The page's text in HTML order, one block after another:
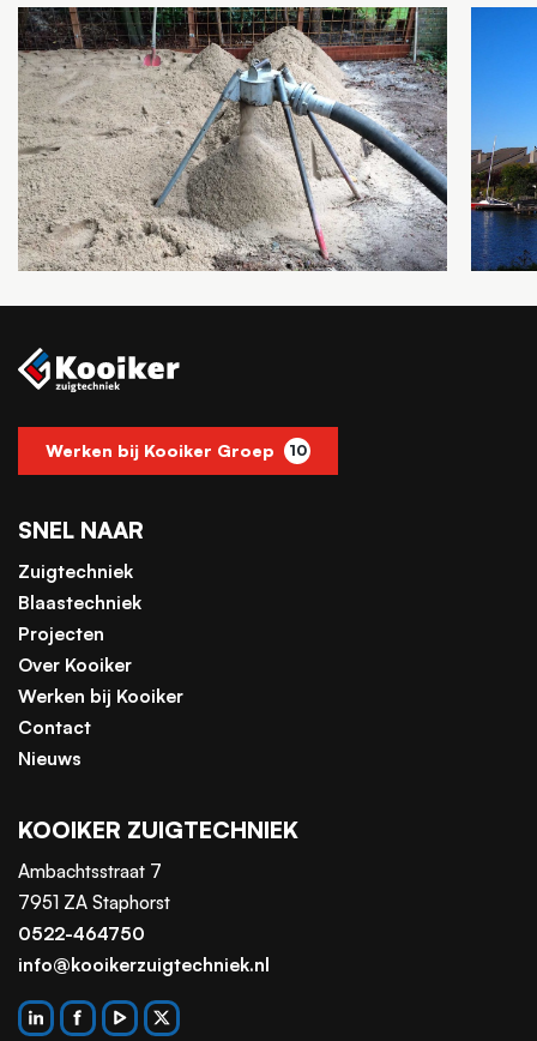
Werken bij Kooiker Groep 10
SNEL NAAR
Zuigtechniek
Blaastechniek
Projecten
Over Kooiker
Werken bij Kooiker
Contact
Nieuws
KOOIKER ZUIGTECHNIEK
Ambachtsstraat 7
7951 ZA Staphorst
0522-464750
info@kooikerzuigtechniek.nl